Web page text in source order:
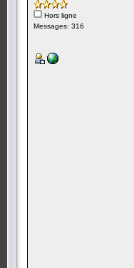
Hors ligne
Messages: 316